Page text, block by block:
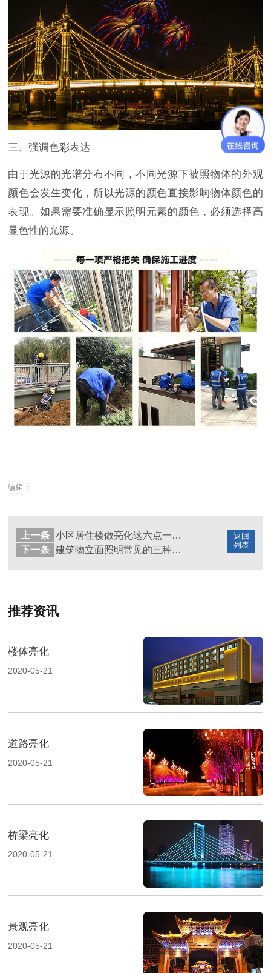
三、强调色彩表达
由于光源的光谱分布不同，不同光源下被照物体的外观
颜色会发生变化，所以光源的颜色直接影响物体颜色的
表现。如果需要准确显示照明元素的颜色，必须选择高
显色性的光源。
编辑：
返回
列表
上一条
小区居住楼做亮化这六点一定要合理
下一条
建筑物立面照明常见的三种表现方式
推荐资讯
楼体亮化
2020-05-21
道路亮化
2020-05-21
桥梁亮化
2020-05-21
景观亮化
2020-05-21